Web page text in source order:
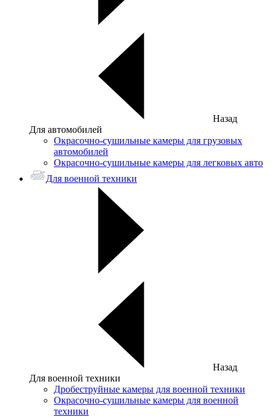
Назад
Для автомобилей
Окрасочно-сушильные камеры для грузовых
автомобилей
Окрасочно-сушильные камеры для легковых авто
Для военной техники
Назад
Для военной техники
Дробеструйные камеры для военной техники
Окрасочно-сушильные камеры для военной
техники